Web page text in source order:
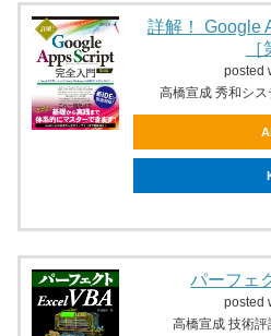
詳解！ Google
posted
高橋宣成 秀和シ
パーフェ
posted
高橋宣成 技術